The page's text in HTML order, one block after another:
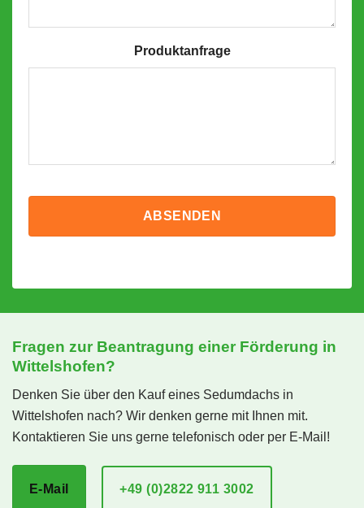
Produktanfrage
Fragen zur Beantragung einer Förderung in
Wittelshofen?
Denken Sie über den Kauf eines Sedumdachs in
Wittelshofen nach? Wir denken gerne mit Ihnen mit.
Kontaktieren Sie uns gerne telefonisch oder per E-Mail!
E-Mail +49 (0)2822 911 3002